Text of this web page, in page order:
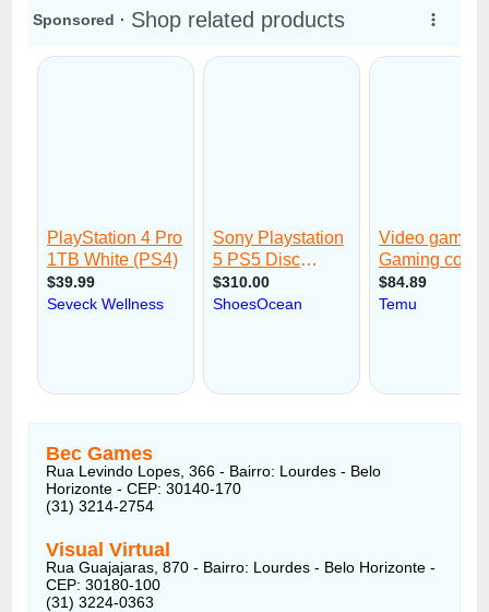
Bec Games
Rua Levindo Lopes, 366 - Bairro: Lourdes - Belo
Horizonte - CEP: 30140-170
(31) 3214-2754
Visual Virtual
Rua Guajajaras, 870 - Bairro: Lourdes - Belo Horizonte -
CEP: 30180-100
(31) 3224-0363